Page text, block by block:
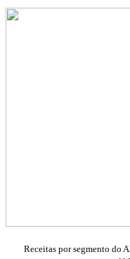
Receitas por segmento do